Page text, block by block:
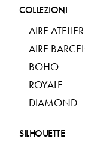
COLLEZIONI
AIRE ATELIER
AIRE
BOHO
ROYALE
DIAMOND
SILHOUETTE